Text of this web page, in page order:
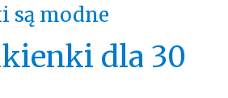
są modne
dla 30